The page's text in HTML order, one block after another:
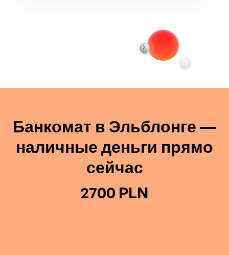
Банкомат в Эльблонге —
наличные деньги прямо
сейчас
2700 PLN